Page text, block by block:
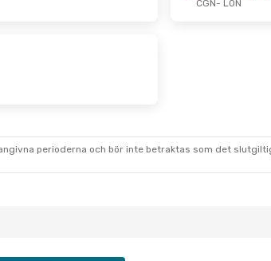
CGN- LON
perioderna och bör inte betraktas som det